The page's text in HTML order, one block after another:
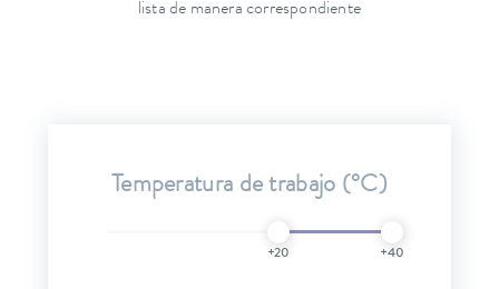
lista de manera correspondiente
Temperatura de trabajo (°C)
+20 +40